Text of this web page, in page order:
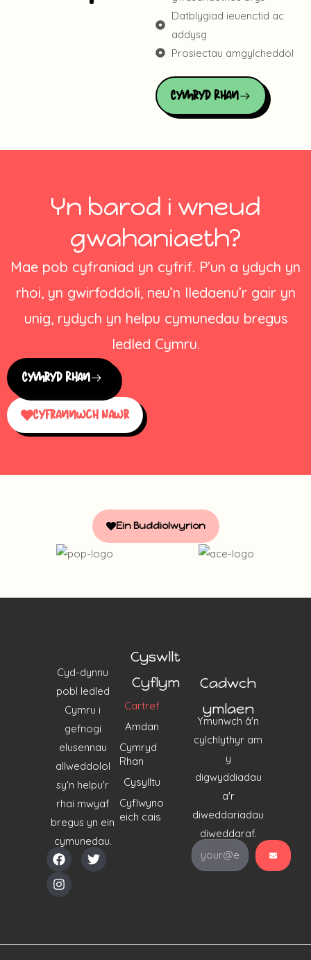
Datblygiad ieuenctid ac
addysg
Prosiectau amgylcheddol
Cymryd Rhan
Yn barod i wneud
gwahaniaeth?
Mae pob cyfraniad yn cyfrif. P’un a ydych yn
rhoi, yn gwirfoddoli, neu’n lledaenu’r gair yn
unig, rydych yn helpu cymunedau bregus
ledled Cymru.
Cyfrannwch Nawr
Cymryd Rhan
Ein Buddiolwyrion
Cyd-dynnu
pobl ledled
Cymru i
gefnogi
elusennau
allweddolol
sy'n helpu'r
rhai mwyaf
bregus yn ein
cymunedau.
Cyswllt
Cyflym
Cartref
Amdan
Cymryd
Rhan
Cysylltu
Cyflwyno
eich cais
Cadwch
ymlaen
Ymunwch â'n
cylchlythyr am
y
digwyddiadau
a'r
diweddariadau
diweddaraf.